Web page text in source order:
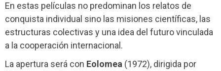
En estas películas no predominan los relatos de
conquista individual sino las misiones científicas, las
estructuras colectivas y una idea del futuro vinculada
a la cooperación internacional.
La apertura será con Eolomea (1972), dirigida por